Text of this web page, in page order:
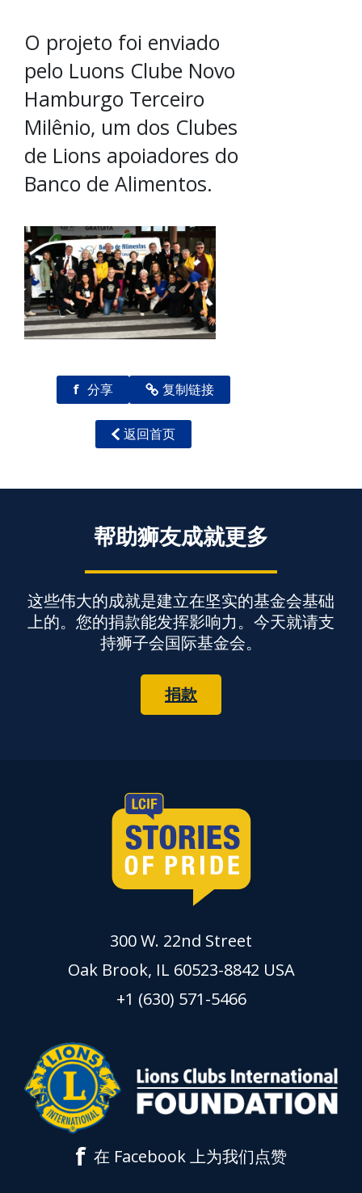
O projeto foi enviado
pelo Luons Clube Novo
Hamburgo Terceiro
Milênio, um dos Clubes
de Lions apoiadores do
Banco de Alimentos.
f 分享 复制链接
返回首页
帮助狮友成就更多
这些伟大的成就是建立在坚实的基金会基础
上的。您的捐款能发挥影响力。今天就请支
持狮子会国际基金会。
捐款
300 W. 22nd Street
Oak Brook, IL 60523-8842 USA
+1 (630) 571-5466
f 在 Facebook 上为我们点赞